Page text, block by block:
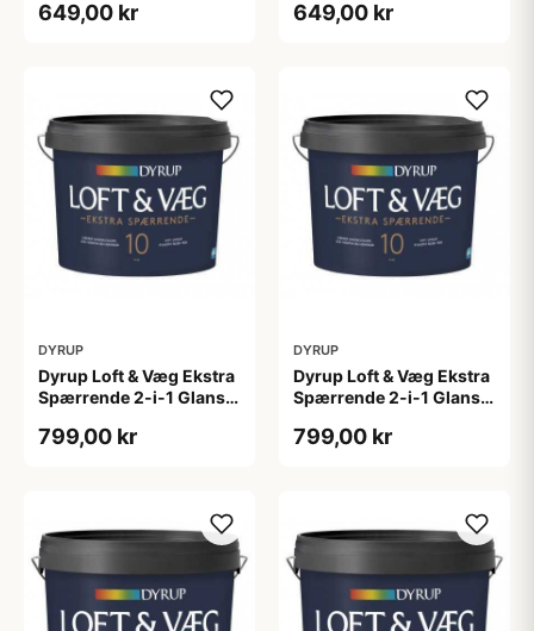
649,00 kr 649,00 kr
DYRUP
Dyrup Loft & Væg Ekstra
Spærrende 2-i-1 Glans
799,00 kr
DYRUP
Dyrup Loft & Væg Ekstra
Spærrende 2-i-1 Glans
799,00 kr